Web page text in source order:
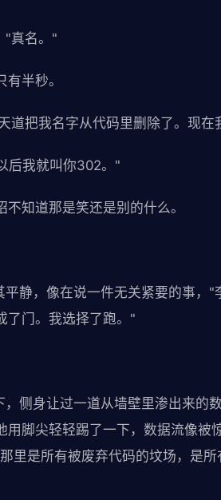
"真名。"
半秒。
道把我名字从代码里删除了。现
后我就叫你302。"
知道那是笑还是别的什么。
静，像在说一件无关紧要的事，
了门。我选择了跑。"
侧身让过一道从墙壁里渗出来的
用脚尖轻轻踢了一下，数据流像被
里是所有被废弃代码的坟场，是